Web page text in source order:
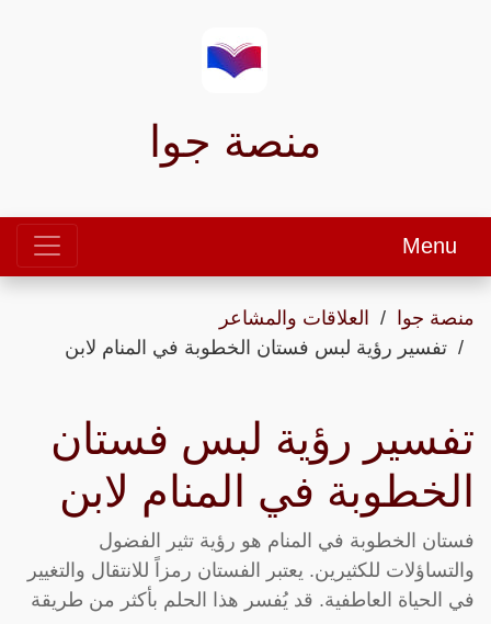
منصة جوا
Menu
منصة جوا
العلاقات والمشاعر
تفسير رؤية لبس فستان الخطوبة في المنام لابن
تفسير رؤية لبس فستان
الخطوبة في المنام لابن
فستان الخطوبة في المنام هو رؤية تثير الفضول
والتساؤلات للكثيرين. يعتبر الفستان رمزاً للانتقال والتغيير
في الحياة العاطفية. قد يُفسر هذا الحلم بأكثر من طريقة